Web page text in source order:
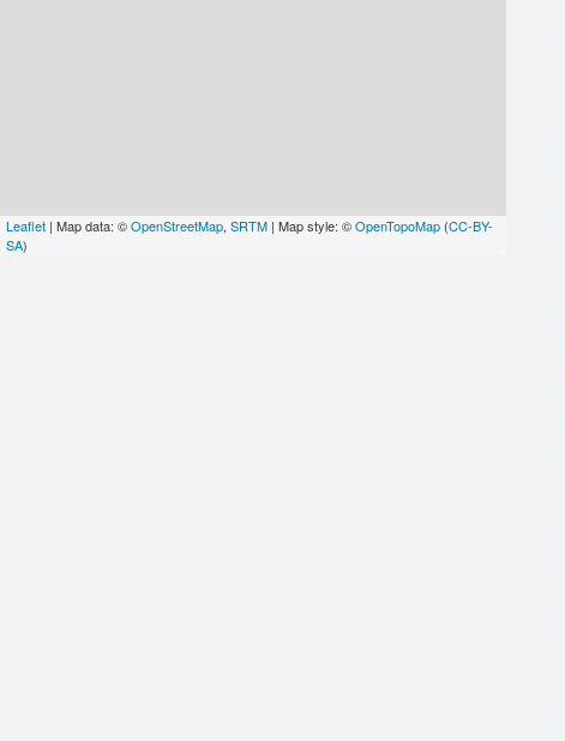
Leaflet | Map data: ©OpenStreetMap, SRTM | Map style: ©OpenTopoMap (CC-BY-
SA)